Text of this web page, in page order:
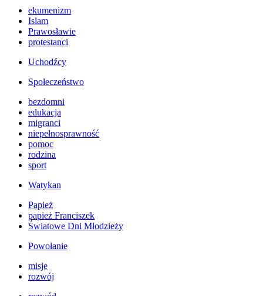
ekumenizm
Islam
Prawosławie
protestanci
Uchodźcy
Społeczeństwo
bezdomni
edukacja
migranci
niepełnosprawność
pomoc
rodzina
sport
Watykan
Papież
papież Franciszek
Światowe Dni Młodzieży
Powołanie
misje
rozwój